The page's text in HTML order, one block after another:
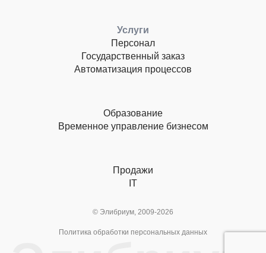
Услуги
Персонал
Государственный заказ
Автоматизация процессов
Образование
Временное управление бизнесом
Продажи
IT
© Элибриум, 2009-2026
Политика обработки персональных данных